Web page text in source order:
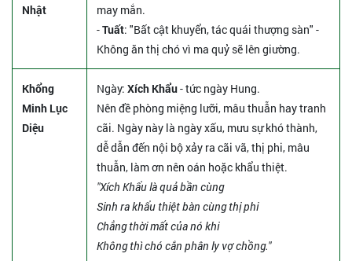
Nhật
may mắn.
-Tuất: "Bất cật khuyển, tác quái thượng sàn" -
Không ăn thị chó vì ma quỷ sẽ lên giường.
Khổng
Minh Lục
Diệu
Ngày: Xích Khẩu- tức ngày Hung.
Nên đề phòng miệng lưỡi, mâu thuẫn hay tranh
cãi. Ngày này là ngày xấu, mưu sự khó thành,
dễ dẫn đến nội bộ xảy ra cãi vã, thị phi, mâu
thuẫn, làm ơn nên oán hoặc khẩu thiệt.
"Xích Khẩu là quả bần cùng
Sinh ra khẩu thiệt bàn cùng thị phi
Chẳng thời mất của nó khi
Không thì chó cắn phân ly vợ chồng."